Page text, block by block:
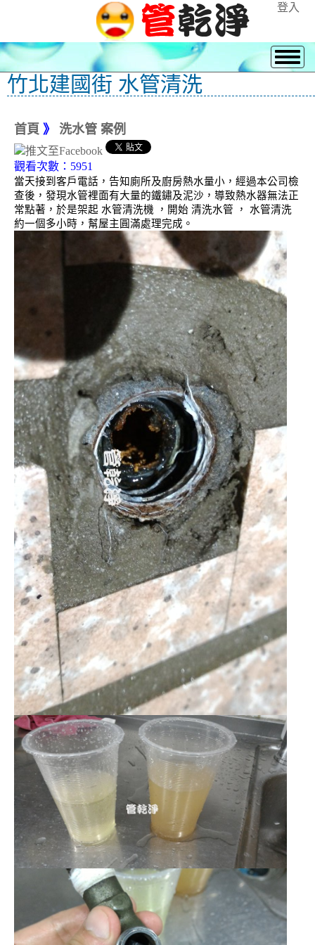
登入
竹北建國街 水管清洗
首頁 》 洗水管 案例
觀看次數：5951
當天接到客戶電話，告知廁所及廚房熱水量小，經過本公司檢
查後，發現水管裡面有大量的鐵鏽及泥沙，導致熱水器無法正
常點著，於是架起 水管清洗機 ，開始 清洗水管 ， 水管清洗
約一個多小時，幫屋主圓滿處理完成。